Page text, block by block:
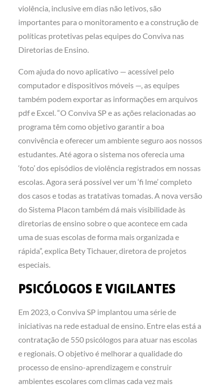
violência, inclusive em dias não letivos, são
importantes para o monitoramento e a construção de
políticas protetivas pelas equipes do Conviva nas
Diretorias de Ensino.
Com ajuda do novo aplicativo — acessível pelo
computador e dispositivos móveis —, as equipes
também podem exportar as informações em arquivos
pdf e Excel. “O Conviva SP e as ações relacionadas ao
programa têm como objetivo garantir a boa
convivência e oferecer um ambiente seguro aos nossos
estudantes. Até agora o sistema nos oferecia uma
‘foto’ dos episódios de violência registrados em nossas
escolas. Agora será possível ver um ‘fi lme’ completo
dos casos e todas as tratativas tomadas. A nova versão
do Sistema Placon também dá mais visibilidade às
diretorias de ensino sobre o que acontece em cada
uma de suas escolas de forma mais organizada e
rápida”, explica Bety Tichauer, diretora de projetos
especiais.
PSICÓLOGOS E VIGILANTES
Em 2023, o Conviva SP implantou uma série de
iniciativas na rede estadual de ensino. Entre elas está a
contratação de 550 psicólogos para atuar nas escolas
e regionais. O objetivo é melhorar a qualidade do
processo de ensino-aprendizagem e construir
ambientes escolares com climas cada vez mais